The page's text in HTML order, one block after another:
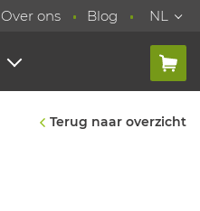
Over ons Blog NL
Terug naar overzicht